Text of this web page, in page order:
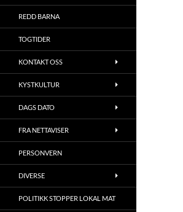
REDD BARNA
TOGTIDER
KONTAKT OSS
KYSTKULTUR
DAGS DATO
FRA NETTAVISER
PERSONVERN
DIVERSE
POLITIKK STOPPER LOKAL MAT